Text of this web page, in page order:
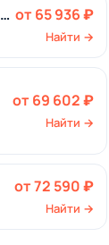
Санкт-Петербург → Корор от 65 936 ₽
Найти →
от 69 602 ₽
Найти →
от 72 590 ₽
Найти →